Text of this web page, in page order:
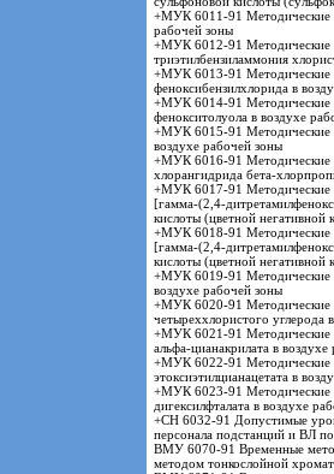
+МУК 6011-91 Методические
рабочей зоны
+МУК 6012-91 Методические
триэтилбензиламмония
+МУК 6013-91 Методические
феноксибензилхлорида в
+МУК 6014-91 Методические
фенокситолуола в воздухе
+МУК 6015-91 Методические
воздухе рабочей зоны
+МУК 6016-91 Методические
хлорангидрида бета-
+МУК 6017-91 Методические
[гамма-(2,4-
кислоты (цветной
+МУК 6018-91 Методические
[гамма-(2,4-
кислоты (цветной
+МУК 6019-91 Методические
воздухе рабочей зоны
+МУК 6020-91 Методические
четыреххлористого углерода
+МУК 6021-91 Методические
альфа-цианакрилата в
+МУК 6022-91 Методические
этоксиэтилцианацетата в
+МУК 6023-91 Методические
дигексилфталата в воздухе
+СН 6032-91 Допустимые
персонала подстанций и ВЛ
ВМУ 6070-91 Временные
методом тонкослойной